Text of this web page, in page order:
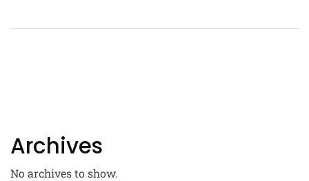
Archives
No archives to show.